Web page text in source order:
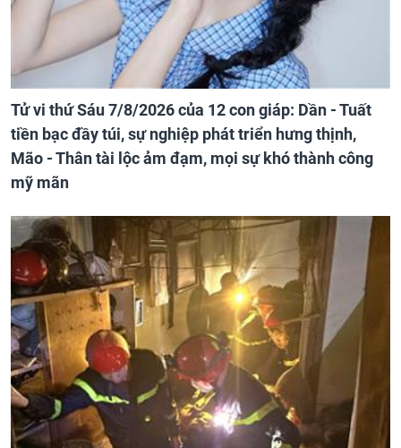
Tử vi thứ Sáu 7/8/2026 của 12 con giáp: Dần - Tuất
tiền bạc đầy túi, sự nghiệp phát triển hưng thịnh,
Mão - Thân tài lộc ảm đạm, mọi sự khó thành công
mỹ mãn